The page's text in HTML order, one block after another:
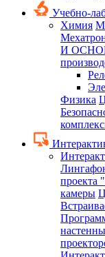
Учебно-
Химия
И
Физика
проекта
камеры